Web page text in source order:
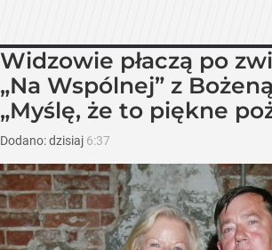
Widzowie płaczą po
„Na Wspólnej” z
„Myślę, że to piękne
Dodano:dzisiaj 6:37